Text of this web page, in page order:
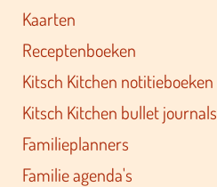
Kaarten
Receptenboeken
Kitsch Kitchen notitieboeken
Kitsch Kitchen bullet journals
Familieplanners
Familie agenda's